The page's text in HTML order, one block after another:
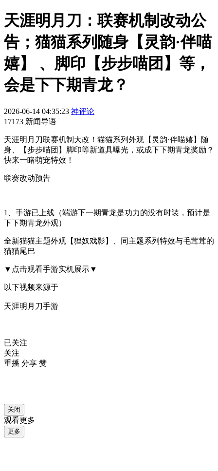
天涯明月刀：联赛机制改动公
告；猫猫系列随身【灵韵·伴喵
嬉】 、脚印【步步喵团】等，
会是下下期青龙？
2026-06-14 04:35:23 神评论
17173 新闻导语
天涯明月刀联赛机制大改！猫猫系列外观【灵韵·伴喵嬉】随
身、【步步喵团】脚印等新道具曝光，或成下下期青龙奖励？
快来一睹萌宠特效！
联赛改动预告
1、手游已上线（端游下一期青龙是功力的没有时装，预计是
下下期青龙外观）
全新猫猫主题外观【狸奴戏影】、同主题系列特效与毛茸茸的
猫猫尾巴
▼点击观看手游实机展示▼
以下视频来源于
天涯明月刀手游
已关注
关注
重播 分享 赞
关闭
观看更多
更多